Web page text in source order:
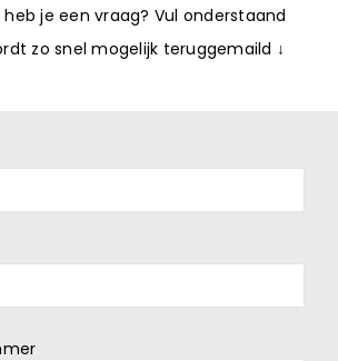
je een vraag? Vul onderstaand
zo snel mogelijk teruggemaild ↓